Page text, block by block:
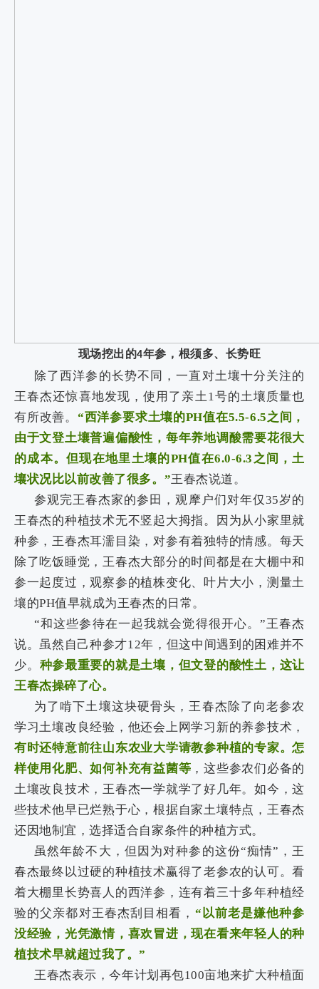
现场挖出的4年参，根须多、长势旺
除了西洋参的长势不同，一直对土壤十分关注的
王春杰还惊喜地发现，使用了亲土1号的土壤质量也
有所改善。 “西洋参要求土壤的PH值在5.5-6.5之间，
由于文登土壤普遍偏酸性，每年养地调酸需要花很大
的成本。但现在地里土壤的PH值在6.0-6.3之间，土
壤状况比以前改善了很多。”王春杰说道。
参观完王春杰家的参田，观摩户们对年仅35岁的
王春杰的种植技术无不竖起大拇指。因为从小家里就
种参，王春杰耳濡目染，对参有着独特的情感。每天
除了吃饭睡觉，王春杰大部分的时间都是在大棚中和
参一起度过，观察参的植株变化、叶片大小，测量土
壤的PH值早就成为王春杰的日常。
“和这些参待在一起我就会觉得很开心。”王春杰
说。虽然自己种参才12年，但这中间遇到的困难并不
少。 种参最重要的就是土壤，但文登的酸性土，这让
王春杰操碎了心。
为了啃下土壤这块硬骨头，王春杰除了向老参农
学习土壤改良经验，他还会上网学习新的养参技术，
有时还特意前往山东农业大学请教参种植的专家。怎
样使用化肥、如何补充有益菌等 ，这些参农们必备的
土壤改良技术，王春杰一学就学了好几年。如今，这
些技术他早已烂熟于心，根据自家土壤特点，王春杰
还因地制宜，选择适合自家条件的种植方式。
虽然年龄不大，但因为对种参的这份“痴情”，王
春杰最终以过硬的种植技术赢得了老参农的认可。看
着大棚里长势喜人的西洋参，连有着三十多年种植经
验的父亲都对王春杰刮目相看， “以前老是嫌他种参
没经验，光凭激情，喜欢冒进，现在看来年轻人的种
植技术早就超过我了。”
王春杰表示，今年计划再包100亩地来扩大种植面